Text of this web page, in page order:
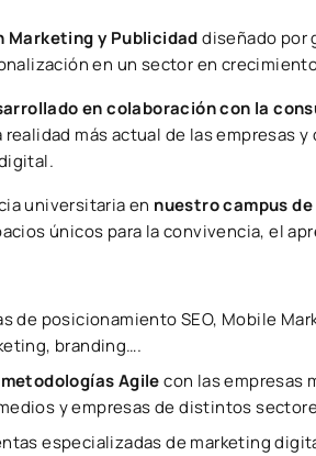
Marketing y Publicidaddiseñado por
en un sector en
en colaboración con la
más actual de las empresas
universitaria en nuestro campus
únicos para la convivencia, el
de posicionamiento SEO, Mobile
branding….
metodologías Agilecon las empresas
y empresas de distintos
especializadas de marketing